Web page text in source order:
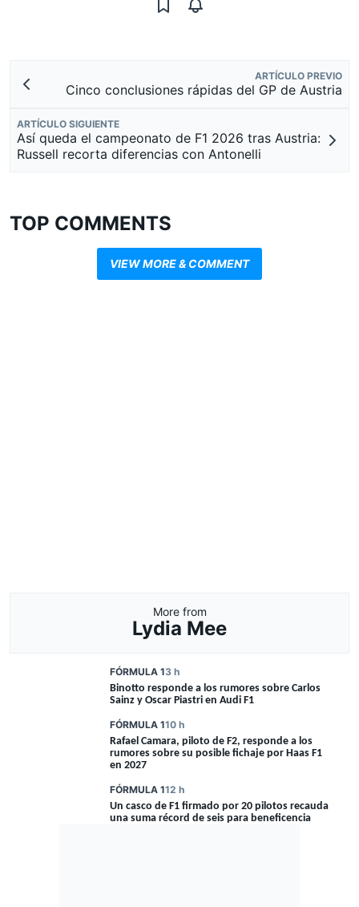
ARTÍCULO PREVIO
Cinco conclusiones rápidas del GP de Austria
ARTÍCULO SIGUIENTE
Así queda el campeonato de F1 2026 tras Austria:
Russell recorta diferencias con Antonelli
TOP COMMENTS
VIEW MORE & COMMENT
More from
Lydia Mee
FÓRMULA 13 h
Binotto responde a los rumores sobre Carlos
Sainz y Oscar Piastri en Audi F1
FÓRMULA 110 h
Rafael Camara, piloto de F2, responde a los
rumores sobre su posible fichaje por Haas F1
en 2027
FÓRMULA 112 h
Un casco de F1 firmado por 20 pilotos recauda
una suma récord de seis para beneficencia